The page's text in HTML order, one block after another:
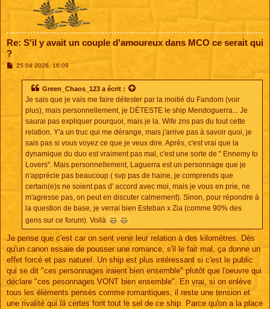
Re: S'il y avait un couple d'amoureux dans MCO ce serait qui
?
M25 04 2026, 16:09
Green_Chaos_123 a écrit :
Je sais que je vais me faire détester par la moitié du Fandom (voir
plus), mais personnellement, je DÉTESTE le ship Mendoguerra... Je
saurai pas expliquer pourquoi, mais je la. Wife zns pas du tout cette
relation. Y'a un truc qui me dérange, mais j'arrive pas à savoir quoi, je
sais pas si vous voyez ce que je veux dire. Après, c'est vrai que la
dynamique du duo est vraiment pas mal, c'est une sorte de '' Ennemy to
Lovers''. Mais personnellement, Laguerra est un personnage que je
n'apprécie pas beaucoup ( svp pas de haine, je comprends que
certain(e)s ne soient pas d' accord avec moi, mais je vous en prie, ne
m'agresse pas, on peut en discuter calmement). Sinon, pour répondre à
la question de base, je verrai bien Esteban x Zia (comme 90% des
gens sur ce forum). Voilà
Je pense que c'est car on sent venir leur relation à des kilomètres. Dès
qu'un canon essaie de pousser une romance, s'il le fait mal, ça donne un
effet forcé et pas naturel. Un ship est plus intéressant si c'est le public
qui se dit "ces personnages iraient bien ensemble" plutôt que l'oeuvre qui
déclare "ces pesonnages VONT bien ensemble". En vrai, si on enlève
tous les éléments pensés comme romantiques, il reste une tension et
une rivalité qui là certes font tout le sel de ce ship. Parce qu'on a la place